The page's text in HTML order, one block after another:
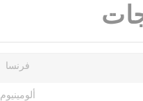
فرنسا
ألومينيوم